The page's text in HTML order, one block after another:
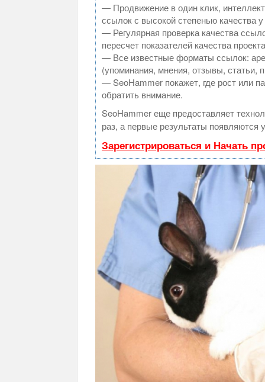
— Продвижение в один клик,
ссылок с высокой степенью качества
— Регулярная проверка качества
пересчет показателей качества
— Все известные форматы ссылок:
(упоминания, мнения, отзывы, статьи,
— SeoHammer покажет, где рост или
обратить внимание.
SeoHammer еще предоставляет
раз, а первые результаты появляются
Зарегистрироваться и Начать